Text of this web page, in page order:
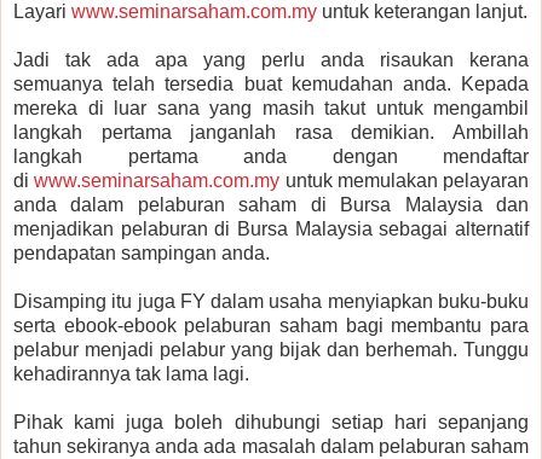
Layari www.seminarsaham.com.my untuk keterangan lanjut.
Jadi tak ada apa yang perlu anda risaukan kerana
semuanya telah tersedia buat kemudahan anda. Kepada
mereka di luar sana yang masih takut untuk mengambil
langkah pertama janganlah rasa demikian. Ambillah
langkah pertama anda dengan mendaftar
diwww.seminarsaham.com.my untuk memulakan pelayaran
anda dalam pelaburan saham di Bursa Malaysia dan
menjadikan pelaburan di Bursa Malaysia sebagai alternatif
pendapatan sampingan anda.
Disamping itu juga FY dalam usaha menyiapkan buku-buku
serta ebook-ebook pelaburan saham bagi membantu para
pelabur menjadi pelabur yang bijak dan berhemah. Tunggu
kehadirannya tak lama lagi.
Pihak kami juga boleh dihubungi setiap hari sepanjang
tahun sekiranya anda ada masalah dalam pelaburan saham